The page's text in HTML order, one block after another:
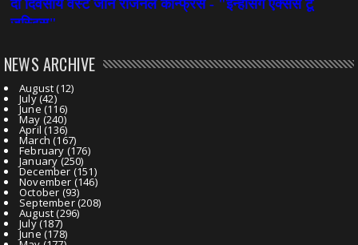
NEWS ARCHIVE
August(12)
July(42)
June(116)
May (240)
April (136)
March (167)
February (176)
January(250)
December (151)
November (146)
October (93)
September(208)
August(296)
July(187)
June(178)